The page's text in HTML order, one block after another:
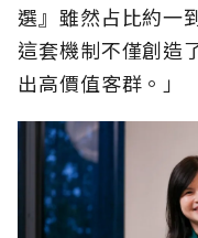
選』雖然占比約一
這套機制不僅創造
出高價值客群。」